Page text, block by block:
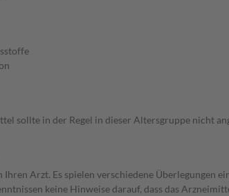
sollte in der Regel in dieser Altersgruppe nicht
Ihren Arzt. Es spielen verschiedene
keine Hinweise darauf, dass das